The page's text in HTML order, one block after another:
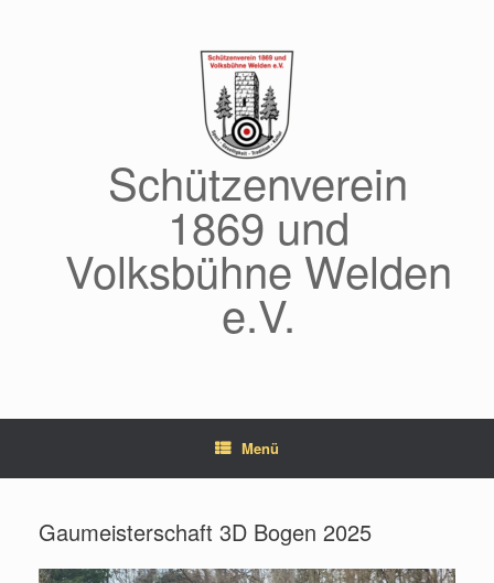
Schützenverein
1869 und
Volksbühne Welden
e.V.
Menü
Gaumeisterschaft 3D Bogen 2025